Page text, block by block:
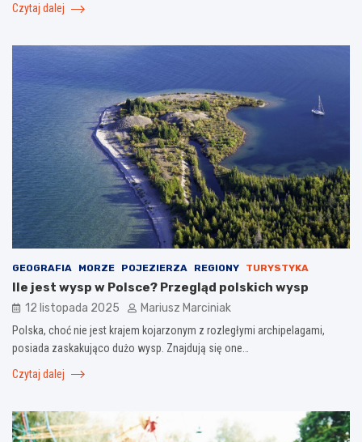
Czytaj dalej
GEOGRAFIA MORZE POJEZIERZA REGIONY TURYSTYKA
Ile jest wysp w Polsce? Przegląd polskich wysp
12 listopada 2025 Mariusz Marciniak
Polska, choć nie jest krajem kojarzonym z rozległymi archipelagami,
posiada zaskakująco dużo wysp. Znajdują się one…
Czytaj dalej